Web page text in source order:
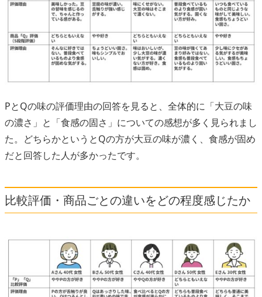
PとQの味の評価理由の回答を見ると、全体的に「大豆の味
の濃さ」と「食感の固さ」についての感想が多く見られまし
た。どちらかというとQの方が大豆の味が濃く、食感が固め
だと回答した人が多かったです。
比較評価・商品ごとの違いをどの程度感じたか